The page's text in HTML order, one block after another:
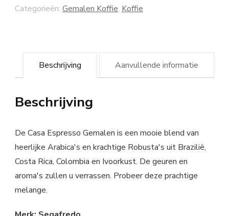
Categorieën: Gemalen Koffie, Koffie
Beschrijving Aanvullende informatie
Beschrijving
De Casa Espresso Gemalen is een mooie blend van
heerlijke Arabica's en krachtige Robusta's uit Brazilië,
Costa Rica, Colombia en Ivoorkust. De geuren en
aroma's zullen u verrassen. Probeer deze prachtige
melange.